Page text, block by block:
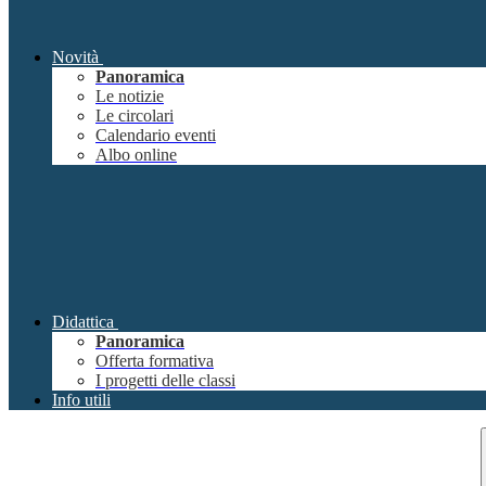
Novità
Panoramica
Le notizie
Le circolari
Calendario eventi
Albo online
Didattica
Panoramica
Offerta formativa
I progetti delle classi
Info utili